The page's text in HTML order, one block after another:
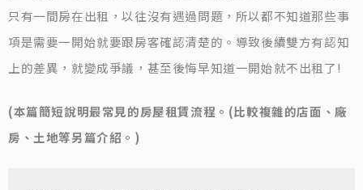
只有一間房在出租，以往沒有遇過問題，所以都不知道那些事
項是需要一開始就要跟房客確認清楚的。導致後續雙方有認知
上的差異，就變成爭議，甚至後悔早知道一開始就不出租了!
(本篇簡短說明最常見的房屋租賃流程。(比較複雜的店面、廠
房、土地等另篇介紹。)